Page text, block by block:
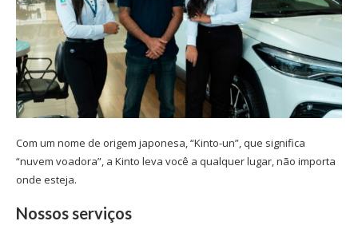
Com um nome de origem japonesa, “Kinto-un”, que significa
“nuvem voadora”, a Kinto leva você a qualquer lugar, não importa
onde esteja.
Nossos serviços